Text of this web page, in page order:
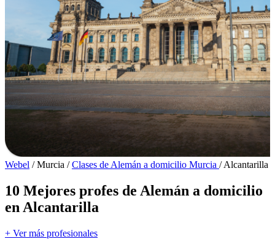
Webel / Murcia / Clases de Alemán a domicilio Murcia / Alcantarilla
10 Mejores profes de Alemán a domicilio
en Alcantarilla
+ Ver más profesionales